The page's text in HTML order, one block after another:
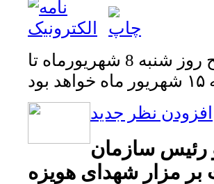
زمان پيش ثبت نام از ساعت ۹ صبح روز شنبه 8 شهريورماه تا
افزودن نظر جدید
سازمان
بر مزار شهدای هویزه